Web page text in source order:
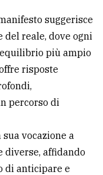
suggerisce
reale, dove ogni
più ampio
risposte
percorso di
vocazione a
diverse, affidando
di anticipare e